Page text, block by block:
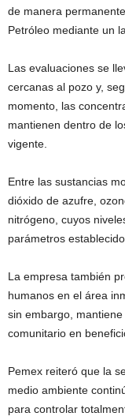
de manera
Petróleo mediante un
Las evaluaciones se
cercanas al pozo y,
momento, las
mantienen dentro de
vigente.
Entre las sustancias
dióxido de azufre,
nitrógeno, cuyos
parámetros
La empresa también
humanos en el área
sin embargo,
comunitario en
Pemex reiteró que la
medio ambiente
para controlar